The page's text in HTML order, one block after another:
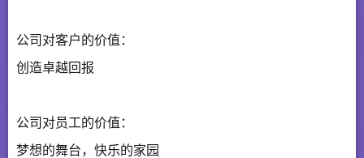
公司对客户的价值：
创造卓越回报
公司对员工的价值：
梦想的舞台，快乐的家园